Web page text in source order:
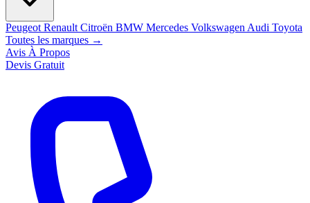
Peugeot Renault Citroën BMW Mercedes Volkswagen Audi Toyota
Toutes les marques →
Avis À Propos
Devis Gratuit